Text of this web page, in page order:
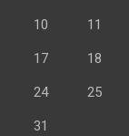
10 11
17 18
24 25
31